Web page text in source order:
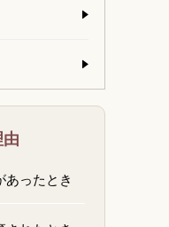
ったとき